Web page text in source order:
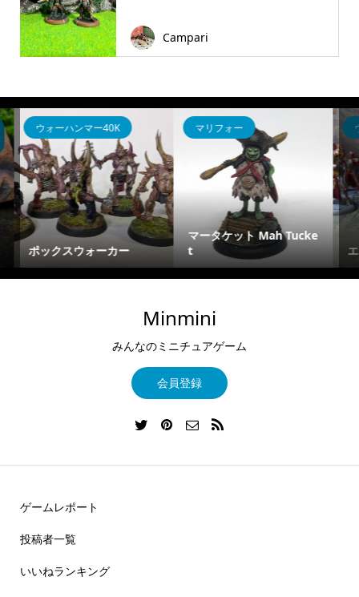
Campari
ウォーキャスター
エターナスアーミー
ミドルアース
Freca フレカ
Minmini
みんなのミニチュアゲーム
会員登録
ゲームレポート
投稿者一覧
いいねランキング